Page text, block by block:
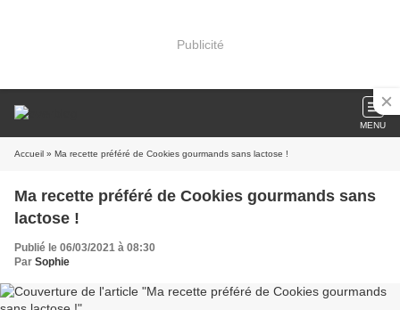
Publicité
MENU
Accueil » Ma recette préféré de Cookies gourmands sans lactose !
Ma recette préféré de Cookies gourmands sans
lactose !
Publié le 06/03/2021 à 08:30
Par Sophie